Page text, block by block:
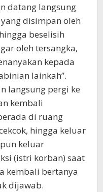
datang langsung
disimpan oleh
beselisih
oleh tersangka,
kepada
lainkah”.
langsung pergi ke
kembali
di ruang
hingga keluar
keluar
(istri korban) saat
kembali bertanya
dijawab.